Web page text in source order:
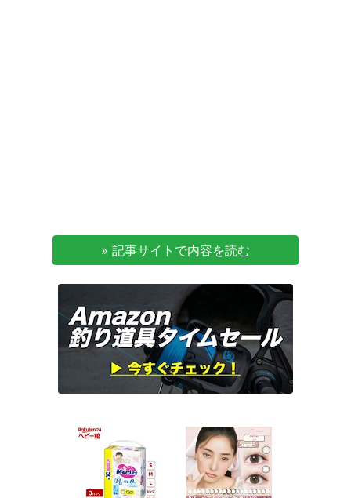
» 記事サイトで内容を読む